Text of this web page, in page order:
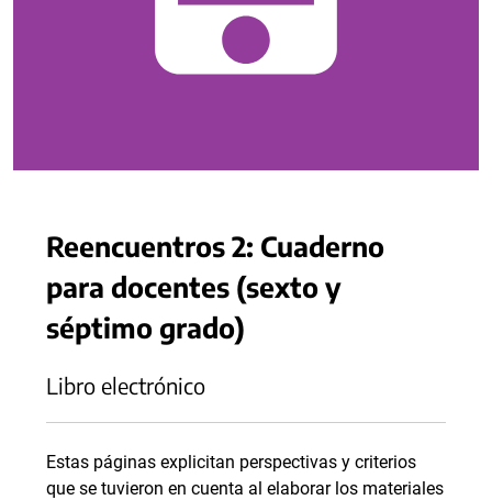
Reencuentros 2: Cuaderno
para docentes (sexto y
séptimo grado)
Libro electrónico
Estas páginas explicitan perspectivas y criterios
que se tuvieron en cuenta al elaborar los materiales